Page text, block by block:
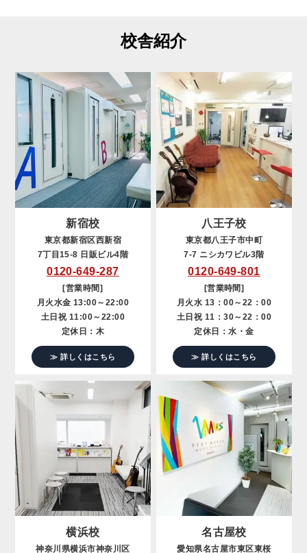
校舎紹介
新宿校
東京都新宿区西新宿
7丁目15-8 日販ビル4階
0120-649-287
[営業時間]
月火水金 13:00～22:00
土日祝 11:00～22:00
定休日：木
≫ 詳しくはこちら
八王子校
東京都八王子市中町
7-7 ニシカワビル3階
0120-649-801
[営業時間]
月火水 13：00～22：00
土日祝 11：30～22：00
定休日：水・金
≫ 詳しくはこちら
横浜校
神奈川県横浜市神奈川区
名古屋校
愛知県名古屋市東区東桜